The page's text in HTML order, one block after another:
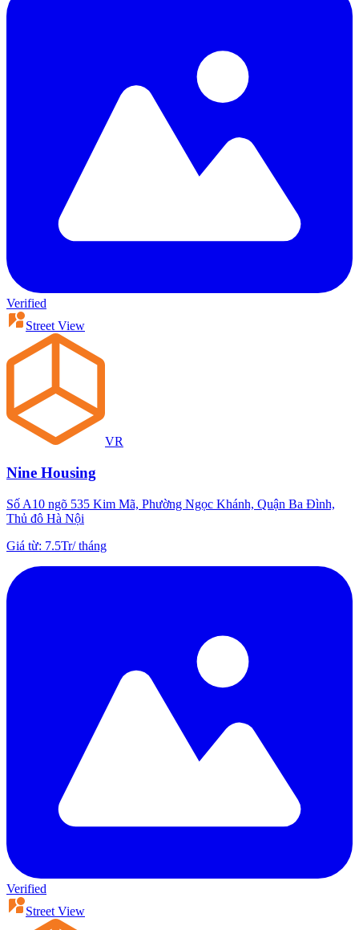
Verified
Street View
VR
Nine Housing
Số A10 ngõ 535 Kim Mã, Phường Ngọc Khánh, Quận Ba Đình,
Thủ đô Hà Nội
Giá từ: 7.5Tr/tháng
Verified
Street View